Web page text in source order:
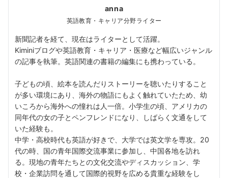
anna
英語教育・キャリア分野ライター
新聞記者を経て、現在はライターとして活躍。
Kiminiブログや英語教育・キャリア・医療など幅広いジャンル
の記事を執筆。英語関連の書籍の編集にも携わっている。
子どもの頃、絵本を読んだりストーリーを聴いたりすること
が多い環境にあり、海外の物語にもよく触れていたため、幼
いころから海外への憧れは人一倍。小学生の頃、アメリカの
同年代の女の子とペンフレンドになり、しばらく文通をして
いた経験も。
中学・高校時代も英語が好きで、大学では英文学を専攻。20
代の時、国の青年国際交流事業に参加し、中国各地を訪れ
る。現地の青年たちとの文化交流やディスカッション、学
校・企業訪問を通して国際的視野を広める貴重な経験をし